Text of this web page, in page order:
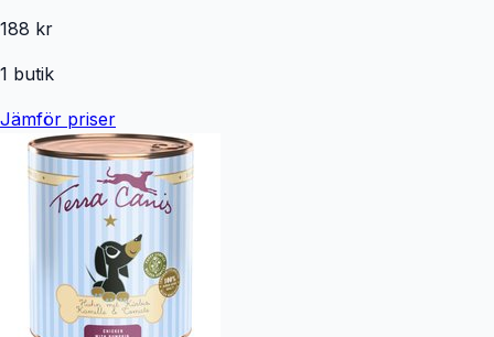
188 kr
1 butik
Jämför priser